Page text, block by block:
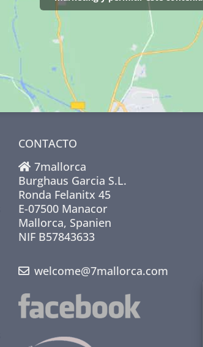
CONTACTO
7mallorca
Burghaus Garcia S.L.
Ronda Felanitx 45
E-07500 Manacor
Mallorca, Spanien
NIF B57843633
welcome@7mallorca.com